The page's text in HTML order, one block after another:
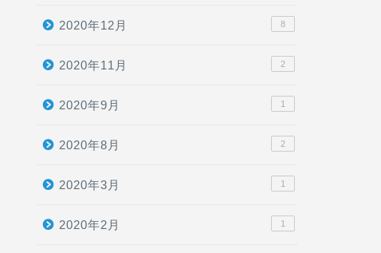
2020年12月 8
2020年11月 2
2020年9月 1
2020年8月 2
2020年3月 1
2020年2月 1